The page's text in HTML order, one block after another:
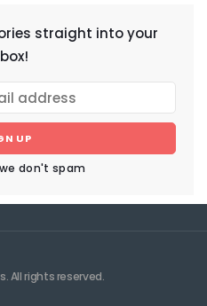
straight into your
UP
don't spam
All rights reserved.